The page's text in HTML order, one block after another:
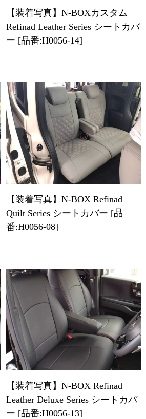
【装着写真】N-BOXカスタム
Refinad Leather Series シートカバ
ー [品番:H0056-14]
【装着写真】N-BOX Refinad
Quilt Series シートカバー [品
番:H0056-08]
【装着写真】N-BOX Refinad
Leather Deluxe Series シートカバ
ー [品番:H0056-13]